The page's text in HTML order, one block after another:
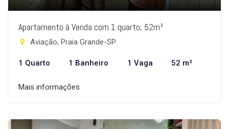
Apartamento à Venda com 1 quarto, 52m²
Aviação, Praia Grande-SP
1 Quarto 1 Banheiro 1 Vaga 52 m²
Mais informações